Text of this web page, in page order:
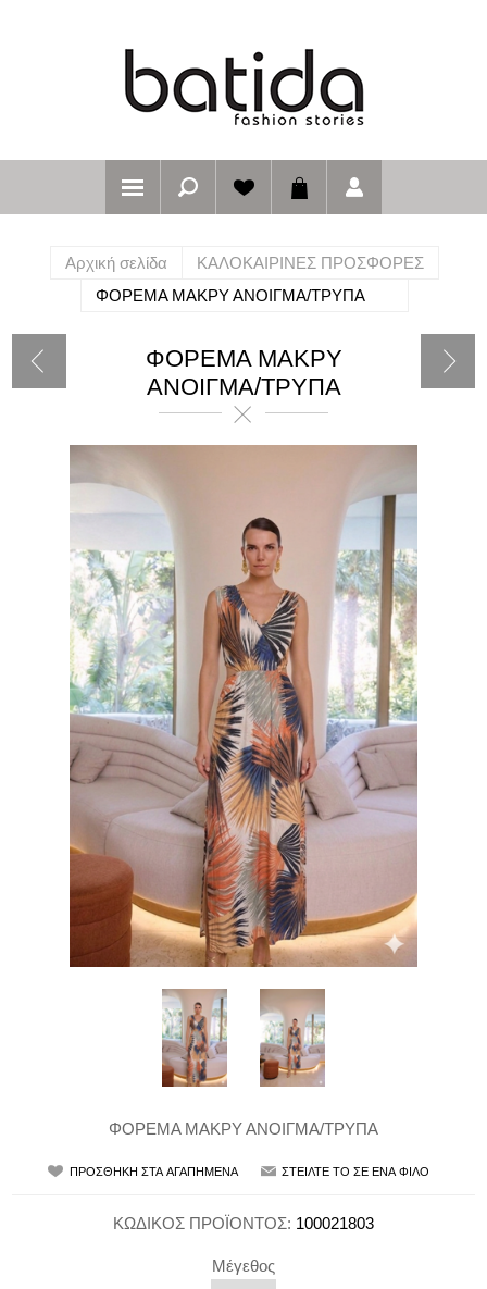
Αρχική σελίδα
ΚΑΛΟΚΑΙΡΙΝΕΣ ΠΡΟΣΦΟΡΕΣ
ΦΟΡΕΜΑ ΜΑΚΡΥ ΑΝΟΙΓΜΑ/ΤΡΥΠΑ
ΦΟΡΕΜΑ ΜΑΚΡΥ
ΑΝΟΙΓΜΑ/ΤΡΥΠΑ
ΦΟΡΕΜΑ ΜΑΚΡΥ ΑΝΟΙΓΜΑ/ΤΡΥΠΑ
ΚΩΔΙΚΟΣ ΠΡΟΪΟΝΤΟΣ: 100021803
Μέγεθος